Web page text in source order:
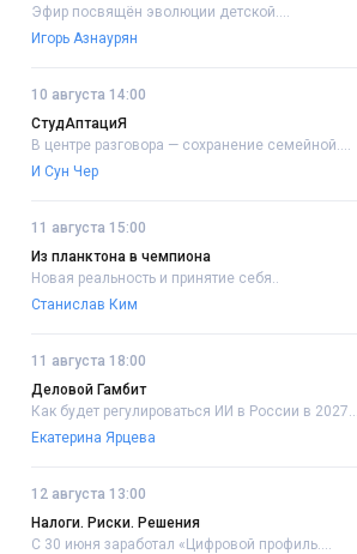
Эфир посвящён эволюции детской....
Игорь Азнаурян
10 августа 14:00
СтудАптациЯ
В центре разговора — сохранение семейной....
И Сун Чер
11 августа 15:00
Из планктона в чемпиона
Новая реальность и принятие себя..
Станислав Ким
11 августа 18:00
Деловой Гамбит
Как будет регулироваться ИИ в России в 2027....
Екатерина Ярцева
12 августа 13:00
Налоги. Риски. Решения
С 30 июня заработал «Цифровой профиль....